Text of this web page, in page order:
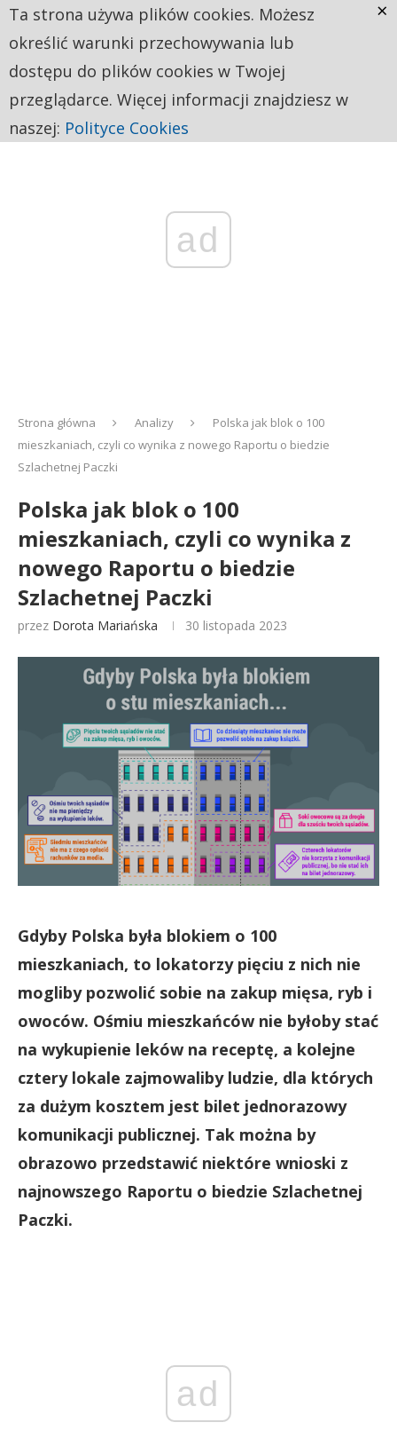
ad
Strona główna Analizy
Polska jak blok o 100
mieszkaniach, czyli co wynika z nowego Raportu o biedzie
Szlachetnej Paczki
Polska jak blok o 100
mieszkaniach, czyli co wynika z
nowego Raportu o biedzie
Szlachetnej Paczki
przez Dorota Mariańska 30 listopada 2023
Gdyby Polska była blokiem o 100
mieszkaniach, to lokatorzy pięciu z nich nie
mogliby pozwolić sobie na zakup mięsa, ryb i
owoców. Ośmiu mieszkańców nie byłoby stać
na wykupienie leków na receptę, a kolejne
cztery lokale zajmowaliby ludzie, dla których
za dużym kosztem jest bilet jednorazowy
komunikacji publicznej. Tak można by
obrazowo przedstawić niektóre wnioski z
najnowszego Raportu o biedzie Szlachetnej
Paczki.
ad
Ta strona używa plików cookies. Możesz
określić warunki przechowywania lub
dostępu do plików cookies w Twojej
przeglądarce. Więcej informacji znajdziesz w
naszej: Polityce Cookies
×